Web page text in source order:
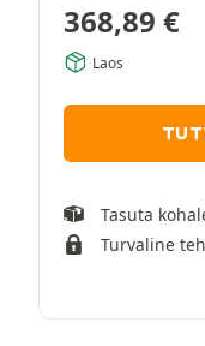
368,89 €
Laos
Tasuta
Turvaline